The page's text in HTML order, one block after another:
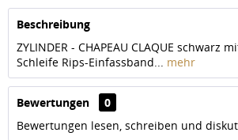
Beschreibung
ZYLINDER - CHAPEAU CLAQUE schwarz
Schleife Rips-Einfassband... mehr
Bewertungen
0
Bewertungen lesen, schreiben und